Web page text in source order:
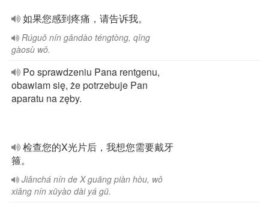
如果您感到疼痛，请告诉我。
Rúguǒ nín gǎndào téngtòng, qǐng
gàosù wǒ.
Po sprawdzeniu Pana rentgenu,
obawiam się, że potrzebuje Pan
aparatu na zęby.
检查您的X光片后，我想您需要戴牙
箍。
Jiǎnchá nín de X guāng piàn hòu, wǒ
xiǎng nín xūyào dài yá gū.